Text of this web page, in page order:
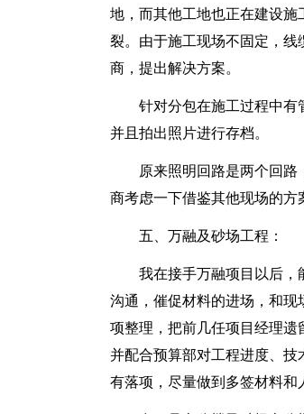
地，而其他工地也正在建设
裂。由于施工现场不固定，
商，提出解决方案。
针对分包在施工过程中有
并且拍出照片进行存档。
原来照明回路是两个回
商考虑一下借鉴其他现场的方
五、万融及砂场工程：
我在接手万融项目以后，
沟通，催促材料的进场，和
项整理，把前几任项目经理遗
并配合预算部对工程进度、
有落项，尽量做到多签材料和